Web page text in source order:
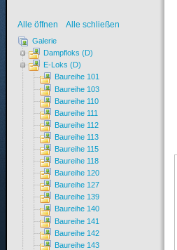
Alle öffnen Alle schließen
Galerie
Dampfloks (D)
E-Loks (D)
Baureihe 101
Baureihe 103
Baureihe 110
Baureihe 111
Baureihe 112
Baureihe 113
Baureihe 115
Baureihe 118
Baureihe 120
Baureihe 127
Baureihe 139
Baureihe 140
Baureihe 141
Baureihe 142
Baureihe 143